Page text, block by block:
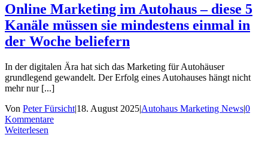
Online Marketing im Autohaus – diese 5
Kanäle müssen sie mindestens einmal in
der Woche beliefern
In der digitalen Ära hat sich das Marketing für Autohäuser
grundlegend gewandelt. Der Erfolg eines Autohauses hängt nicht
mehr nur [...]
Von Peter Fürsicht|18. August 2025|Autohaus Marketing News|0
Kommentare
Weiterlesen